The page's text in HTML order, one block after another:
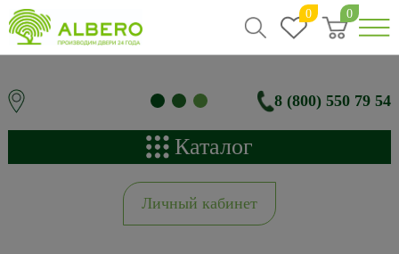
0 0
8 (800) 550 79 54
Каталог
Личный кабинет